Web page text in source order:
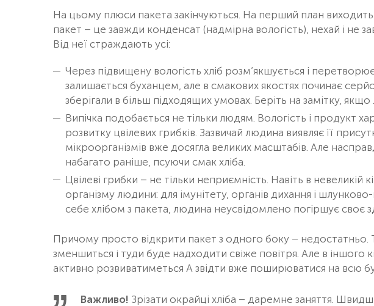
На цьому плюси пакета закінчуються. На перший план
пакет – це завжди конденсат (надмірна вологість), нехай і не
Від неї страждають усі:
Через підвищену вологість хліб розм’якшується і
залишається буханцем, але в смакових якостях починає
зберігали в більш підходящих умовах. Беріть на замітку,
Випічка подобається не тільки людям. Вологість і продукт
розвитку цвілевих грибків. Зазвичай людина виявляє її
мікроорганізмів вже досягла великих масштабів. Але
набагато раніше, псуючи смак хліба.
Цвілеві грибки – не тільки неприємність. Навіть в невеликій
організму людини: для імунітету, органів дихання і
себе хлібом з пакета, людина неусвідомлено погіршує своє
Причому просто відкрити пакет з одного боку – недостатньо.
зменшиться і туди буде надходити свіже повітря. Але в іншого
активно розвиватиметься А звідти вже поширюватися на всю
Важливо! Зрізати окрайці хліба – даремне заняття.